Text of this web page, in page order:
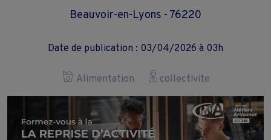
Beauvoir-en-Lyons - 76220
Date de publication : 03/04/2026 à 03h
Alimentation collectivite